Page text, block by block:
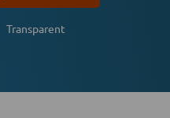
Transparent